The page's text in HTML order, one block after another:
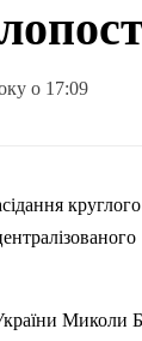
о 17:09
Миколи